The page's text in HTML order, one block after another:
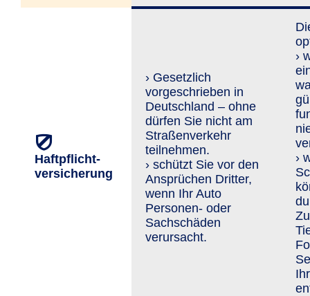
Haftpflicht­
versicherung
› Gesetzlich
vorgeschrieben in
Deutschland – ohne
dürfen Sie nicht am
Straßenverkehr
teilnehmen.
› schützt Sie vor den
An­sprü­chen Dritter,
wenn Ihr Auto
Personen- oder
Sachschäden
verursacht.
›
›